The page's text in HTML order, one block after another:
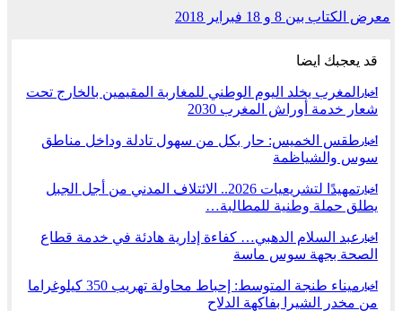
معرض الكتاب بين 8 و 18 فبراير 2018
قد يعجبك ايضا
أخبار
المغرب يخلد اليوم الوطني للمغاربة المقيمين بالخارج تحت
شعار خدمة أوراش المغرب 2030
أخبار طقس الخميس: ﺣﺎﺭ بكل من سهول تادلة وداخل مناطق
سوس والشياظمة
أخبار
تمهيدًا لتشريعيات 2026.. الائتلاف المدني من أجل الجبل
يطلق حملة وطنية للمطالبة…
أخبار عبد السلام الدهبي… كفاءة إدارية هادئة في خدمة قطاع
الصحة بجهة سوس ماسة
أخبار
ميناء طنجة المتوسط: إحباط محاولة تهريب 350 كيلوغراما
من مخدر الشيرا بفاكهة الدلاح